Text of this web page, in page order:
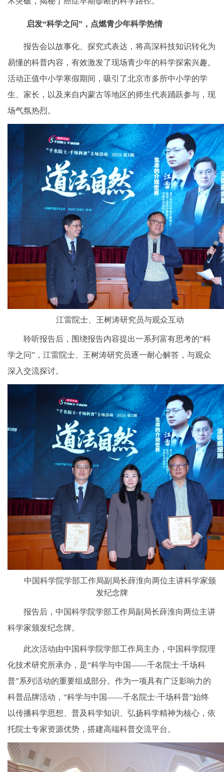
启发“科学之问”，点燃青少年科学热情
报告会以故事化、探究式表达，将高深科技知识转化为
易懂的科普内容，有效激发了现场青少年的科学探索兴趣。
活动正值中小学寒假期间，吸引了北京市多所中小学的学
生、家长，以及来自内蒙古等地区的师生代表踊跃参与，现
场气氛热烈。
江雷院士、王树涛研究员与观众互动
聆听报告后，围绕报告内容提出一系列富有思考的“科
学之问”，江雷院士、王树涛研究员逐一耐心解答，与观众
深入交流探讨。
中国科学院学部工作局副局长薛淮向两位主讲科学家颁
发纪念牌
报告后，中国科学院学部工作局副局长薛淮向两位主讲
科学家颁发纪念牌。
此次活动由中国科学院学部工作局主办，中国科学院理
化技术研究所承办，是“科学与中国——千名院士·千场科
普”系列活动的重要组成部分。作为一项具有广泛影响力的
科普品牌活动，“科学与中国——千名院士·千场科普”始终
以传播科学思想、普及科学知识、弘扬科学精神为核心，依
托院士专家资源优势，搭建高端科普交流平台。